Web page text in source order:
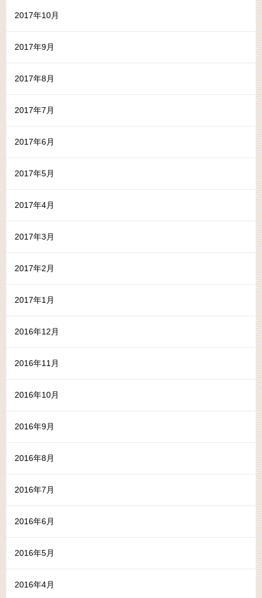
2017年10月
2017年9月
2017年8月
2017年7月
2017年6月
2017年5月
2017年4月
2017年3月
2017年2月
2017年1月
2016年12月
2016年11月
2016年10月
2016年9月
2016年8月
2016年7月
2016年6月
2016年5月
2016年4月